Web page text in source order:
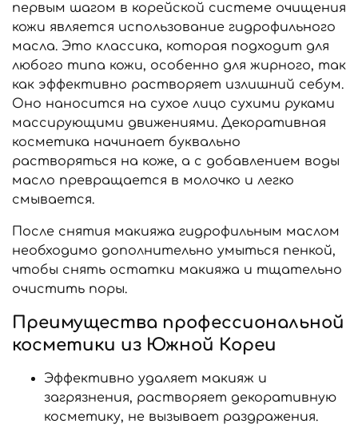
первым шагом в корейской системе очищения
кожи является использование гидрофильного
масла. Это классика, которая подходит для
любого типа кожи, особенно для жирного, так
как эффективно растворяет излишний себум.
Оно наносится на сухое лицо сухими руками
массирующими движениями. Декоративная
косметика начинает буквально
растворяться на коже, а с добавлением воды
масло превращается в молочко и легко
смывается.
После снятия макияжа гидрофильным маслом
необходимо дополнительно умыться пенкой,
чтобы снять остатки макияжа и тщательно
очистить поры.
Преимущества профессиональной
косметики из Южной Кореи
Эффективно удаляет макияж и
загрязнения, растворяет декоративную
косметику, не вызывает раздражения.